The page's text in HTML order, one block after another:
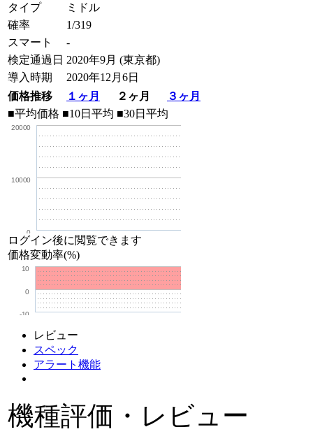
タイプ
ミドル
確率
1/319
スマート
-
検定通過日 2020年9月 (東京都)
導入時期
2020年12月6日
価格推移
１ヶ月 ２ヶ月
３ヶ月
■平均価格 ■10日平均 ■30日平均
0
10000
20000
ログイン後に閲覧できます
価格変動率(%)
-10
0
10
レビュー
スペック
アラート機能
機種評価・レビュー